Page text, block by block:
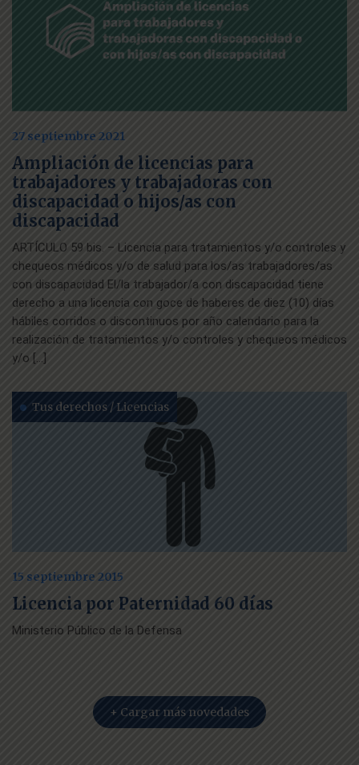
27 septiembre 2021
Ampliación de licencias para
trabajadores y trabajadoras con
discapacidad o hijos/as con
discapacidad
ARTÍCULO 59 bis. – Licencia para tratamientos y/o controles y
chequeos médicos y/o de salud para los/as trabajadores/as
con discapacidad El/la trabajador/a con discapacidad tiene
derecho a una licencia con goce de haberes de diez (10) días
hábiles corridos o discontinuos por año calendario para la
realización de tratamientos y/o controles y chequeos médicos
y/o […]
Tus derechos / Licencias
15 septiembre 2015
Licencia por Paternidad 60 días
Ministerio Público de la Defensa
+ Cargar más novedades